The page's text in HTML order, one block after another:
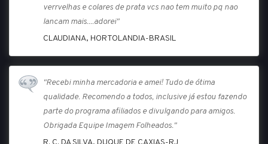
verrvelhas e colares de prata vcs nao tem muito pq nao
lancam mais....adorei"
CLAUDIANA, HORTOLANDIA-BRASIL
"Recebi minha mercadoria e amei! Tudo de ótima
qualidade. Recomendo a todos, inclusive já estou fazendo
parte do programa afiliados e divulgando para amigos.
Obrigada Equipe Imagem Folheados."